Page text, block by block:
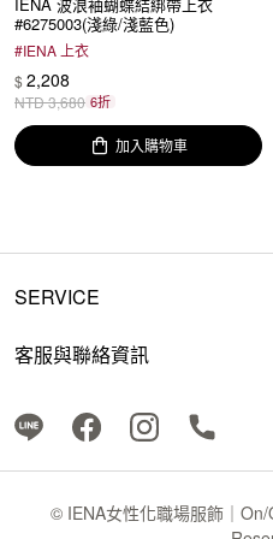
#6275003(淺綠/淺藍色)
#IENA 上衣
$ 2,208
NTD3,680 6折
加入購物車
SERVICE
客服與聯絡資訊
© IENA女性化職場服飾｜